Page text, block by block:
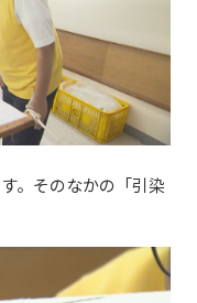
。そのなかの「引染